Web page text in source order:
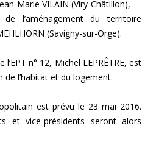
Marie VILAIN (Viry-Châtillon),
l’aménagement du territoire
(Savigny-sur-Orge).
n° 12, Michel LEPRÊTRE, est
l’habitat et du logement.
est prévu le 23 mai 2016.
et vice-présidents seront alors